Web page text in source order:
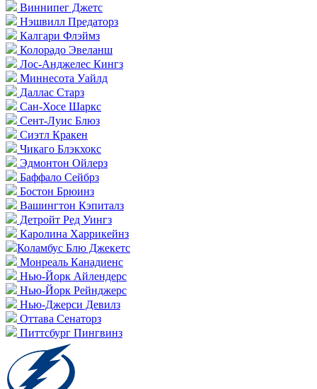
Виннипег Джетс
Нэшвилл Предаторз
Калгари Флэймз
Колорадо Эвеланш
Лос-Анджелес Кингз
Миннесота Уайлд
Даллас Старз
Сан-Хосе Шаркс
Сент-Луис Блюз
Сиэтл Кракен
Чикаго Блэкхокс
Эдмонтон Ойлерз
Баффало Сейбрз
Бостон Брюинз
Вашингтон Кэпиталз
Детройт Ред Уингз
Каролина Харрикейнз
Коламбус Блю Джекетс
Монреаль Канадиенс
Нью-Йорк Айлендерс
Нью-Йорк Рейнджерс
Нью-Джерси Девилз
Оттава Сенаторз
Питтсбург Пингвинз